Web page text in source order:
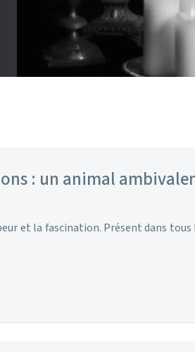
: un animal
et la fascination. Présent dans